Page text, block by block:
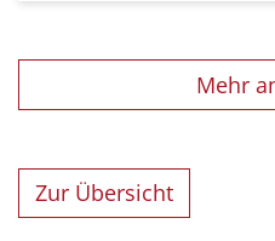
Mehr
Zur Übersicht